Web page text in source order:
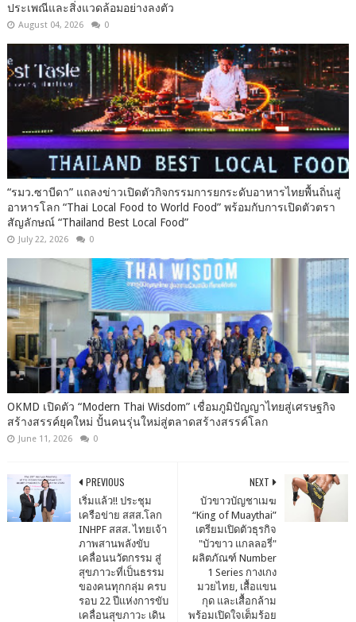
ประเพณีและสิ่งแวดล้อมอย่างลงตัว
August 04, 2026 0
“รมว.ซาบีดา” แถลงข่าวเปิดตัวกิจกรรมการยกระดับอาหารไทยพื้นถิ่นสู่
อาหารโลก “Thai Local Food to World Food” พร้อมกับการเปิดตัวตรา
สัญลักษณ์ “Thailand Best Local Food”
July 22, 2026 0
OKMD เปิดตัว “Modern Thai Wisdom” เชื่อมภูมิปัญญาไทยสู่เศรษฐกิจ
สร้างสรรค์ยุคใหม่ ปั้นคนรุ่นใหม่สู่ตลาดสร้างสรรค์โลก
June 11, 2026 0
NEXT
บัวขาวบัญชาเมฆ
“King of Muaythai”
เตรียมเปิดตัวธุรกิจ
"บัวขาว แกลลอรี่"
ผลิตภัณฑ์ Number
1 Series กางเกง
มวยไทย, เสื้อแขน
กุด และเสื้อกล้าม
พร้อมเปิดใจเต็มร้อย
PREVIOUS
เริ่มแล้ว!! ประชุม
เครือข่าย สสส.โลก
INHPF สสส. ไทยเจ้า
ภาพสานพลังขับ
เคลื่อนนวัตกรรม สู่
สุขภาวะที่เป็นธรรม
ของคนทุกกลุ่ม ครบ
รอบ 22 ปีแห่งการขับ
เคลื่อนสุขภาวะ เดิน